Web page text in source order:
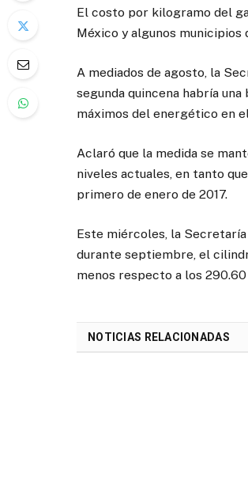
El costo por kilogramo del
México y algunos
A mediados de agosto, la
segunda quincena habría
máximos del energético en
Aclaró que la medida se
niveles actuales, en tanto
primero de enero de 2017.
Este miércoles, la Secretaría
durante septiembre, el
menos respecto a los
NOTICIAS RELACIONADAS